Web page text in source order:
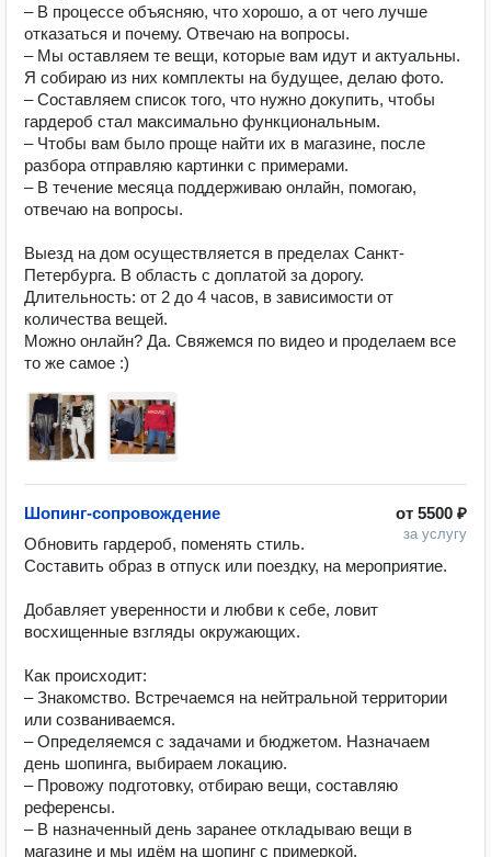
– В процессе объясняю, что хорошо, а от чего лучше
отказаться и почему. Отвечаю на вопросы.
– Мы оставляем те вещи, которые вам идут и актуальны.
Я собираю из них комплекты на будущее, делаю фото.
– Составляем список того, что нужно докупить, чтобы
гардероб стал максимально функциональным.
– Чтобы вам было проще найти их в магазине, после
разбора отправляю картинки с примерами.
– В течение месяца поддерживаю онлайн, помогаю,
отвечаю на вопросы.
Выезд на дом осуществляется в пределах Санкт-
Петербурга. В область с доплатой за дорогу.
Длительность: от 2 до 4 часов, в зависимости от
количества вещей.
Можно онлайн? Да. Свяжемся по видео и проделаем все
то же самое :)
от 5500 ₽
за услугу
Шопинг-сопровождение
Обновить гардероб, поменять стиль.
Составить образ в отпуск или поездку, на мероприятие.
Добавляет уверенности и любви к себе, ловит
восхищенные взгляды окружающих.
Как происходит:
– Знакомство. Встречаемся на нейтральной территории
или созваниваемся.
– Определяемся с задачами и бюджетом. Назначаем
день шопинга, выбираем локацию.
– Провожу подготовку, отбираю вещи, составляю
референсы.
– В назначенный день заранее откладываю вещи в
магазине и мы идём на шопинг с примеркой.